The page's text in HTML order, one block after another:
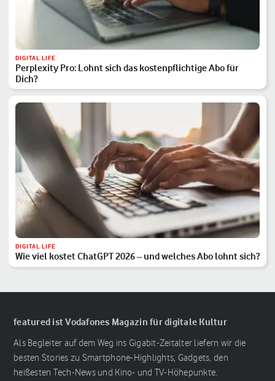
DIGITAL LIFE
Perplexity Pro: Lohnt sich das kostenpflichtige Abo für
Dich?
DIGITAL LIFE
Wie viel kostet ChatGPT 2026 – und welches Abo lohnt sich?
featured ist Vodafones Magazin für digitale Kultur
Als Begleiter auf dem Weg ins Gigabit-Zeitalter liefern wir die
besten Stories zu Smartphone-Highlights, Gadgets, den
heißesten Tech-News und Kino- und TV-Höhepunkte.